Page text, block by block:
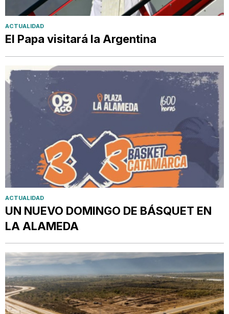
ACTUALIDAD
El Papa visitará la Argentina
ACTUALIDAD
UN NUEVO DOMINGO DE BÁSQUET EN
LA ALAMEDA